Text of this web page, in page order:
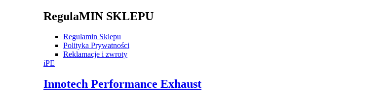
RegulaMIN SKLEPU
Regulamin Sklepu
Polityka Prywatności
Reklamacje i zwroty
iPE
Innotech Performance Exhaust